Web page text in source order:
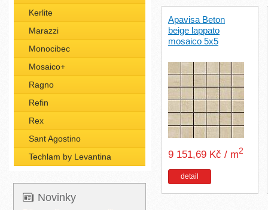
Kerlite
Marazzi
Monocibec
Mosaico+
Ragno
Refin
Rex
Sant Agostino
Techlam by Levantina
Novinky
Apavisa Beton
beige lappato
mosaico 5x5
9 151,69 Kč / m2
detail